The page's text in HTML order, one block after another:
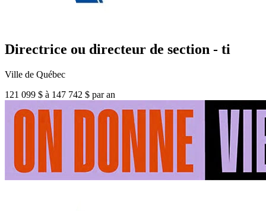
Directrice ou directeur de section - ti
Ville de Québec
121 099 $ à 147 742 $ par an